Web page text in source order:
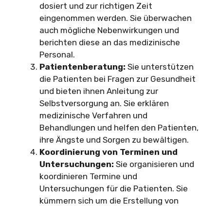
dosiert und zur richtigen Zeit
eingenommen werden. Sie überwachen
auch mögliche Nebenwirkungen und
berichten diese an das medizinische
Personal.
Patientenberatung: Sie unterstützen
die Patienten bei Fragen zur Gesundheit
und bieten ihnen Anleitung zur
Selbstversorgung an. Sie erklären
medizinische Verfahren und
Behandlungen und helfen den Patienten,
ihre Ängste und Sorgen zu bewältigen.
Koordinierung von Terminen und
Untersuchungen: Sie organisieren und
koordinieren Termine und
Untersuchungen für die Patienten. Sie
kümmern sich um die Erstellung von